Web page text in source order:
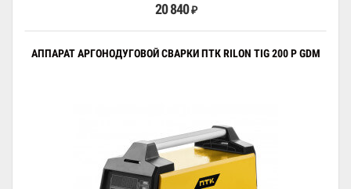
20 840 ₽
АППАРАТ АРГОНОДУГОВОЙ СВАРКИ ПТК RILON TIG 200 P GDM